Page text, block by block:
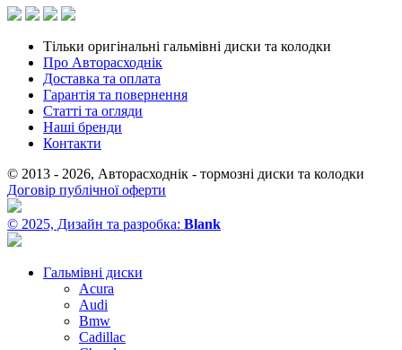
Тільки оригінальні гальмівні диски та колодки
Про Авторасходнік
Доставка та оплата
Гарантія та повернення
Статті та огляди
Наші бренди
Контакти
© 2013 - 2026, Авторасходнік - тормозні диски та колодки
Договір публічної оферти
© 2025, Дизайн та разробка: Blank
Гальмівні диски
Acura
Audi
Bmw
Cadillac